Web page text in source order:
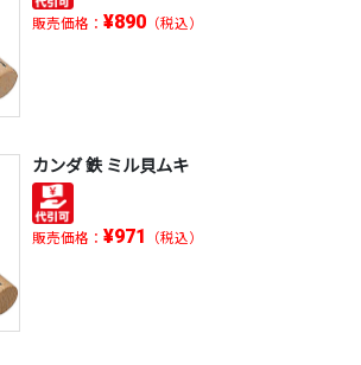
販売価格： ¥890（税込）
カンダ 鉄 ミル貝ムキ
販売価格： ¥971 （税込）